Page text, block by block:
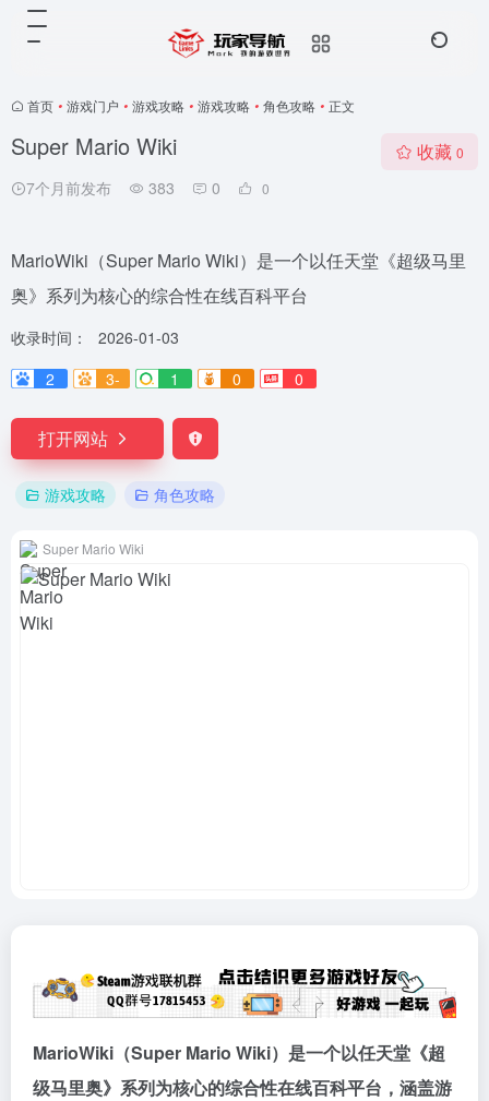
首页 • 游戏门户 • 游戏攻略 • 游戏攻略 • 角色攻略 • 正文
Super Mario Wiki
7个月前发布 383 0 0
收藏 0
MarioWiki（Super Mario Wiki）是一个以任天堂《超级马里
奥》系列为核心的综合性在线百科平台
收录时间：
2026-01-03
2
3- 1 0 0
打开网站
游戏攻略 角色攻略
Super Mario Wiki
MarioWiki（Super Mario Wiki）是一个以任天堂《超
级马里奥》系列为核心的综合性在线百科平台，涵盖游